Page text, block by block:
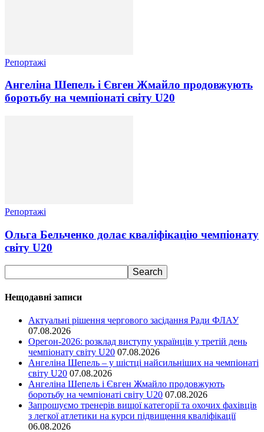
Репортажі
Ангеліна Шепель і Євген Жмайло продовжують
боротьбу на чемпіонаті світу U20
Репортажі
Ольга Бельченко долає кваліфікацію чемпіонату
світу U20
Нещодавні записи
Актуальні рішення чергового засідання Ради ФЛАУ
07.08.2026
Орегон-2026: розклад виступу українців у третій день
чемпіонату світу U20 07.08.2026
Ангеліна Шепель – у шістці найсильніших на чемпіонаті
світу U20 07.08.2026
Ангеліна Шепель і Євген Жмайло продовжують
боротьбу на чемпіонаті світу U20 07.08.2026
Запрошуємо тренерів вищої категорії та охочих фахівців
з легкої атлетики на курси підвищення кваліфікації
06.08.2026